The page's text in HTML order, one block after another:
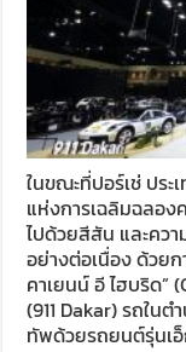
ในขณะที่ปอร์เช่ ประ
แห่งการเฉลิมฉลอง
ไปด้วยสีสัน และคว
อย่างต่อเนื่อง ด้วยก
คาเยนน์ อี ไฮบริด”
(911 Dakar) รถใน
ทัพด้วยรถยนต์รุ่นเ